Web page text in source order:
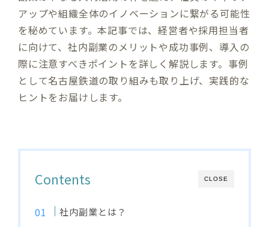
アップや組織全体のイノベーションに繋がる可能性
を秘めています。本記事では、経営者や採用担当者
に向けて、社内副業のメリットや成功事例、導入の
際に注意すべきポイントを詳しく解説します。事例
として名古屋鉄道の取り組みも取り上げ、実践的な
ヒントをお届けします。
CLOSE
Contents
社内副業とは？